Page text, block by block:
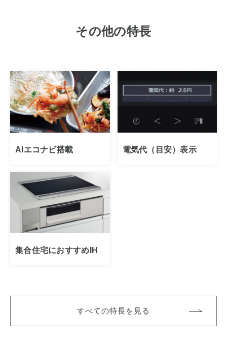
その他の特長
AIエコナビ搭載 電気代（目安）表示
集合住宅におすすめIH
すべての特長を見る